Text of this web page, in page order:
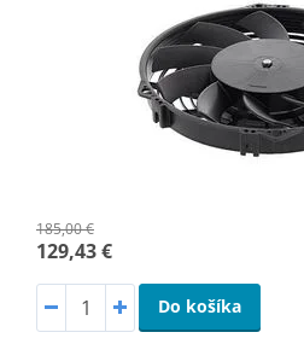
185,00 €
129,43 €
Do košíka